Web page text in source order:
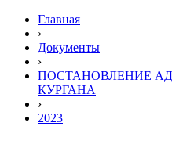
Главная
›
Документы
›
ПОСТАНОВЛЕНИЕ
КУРГАНА
›
2023